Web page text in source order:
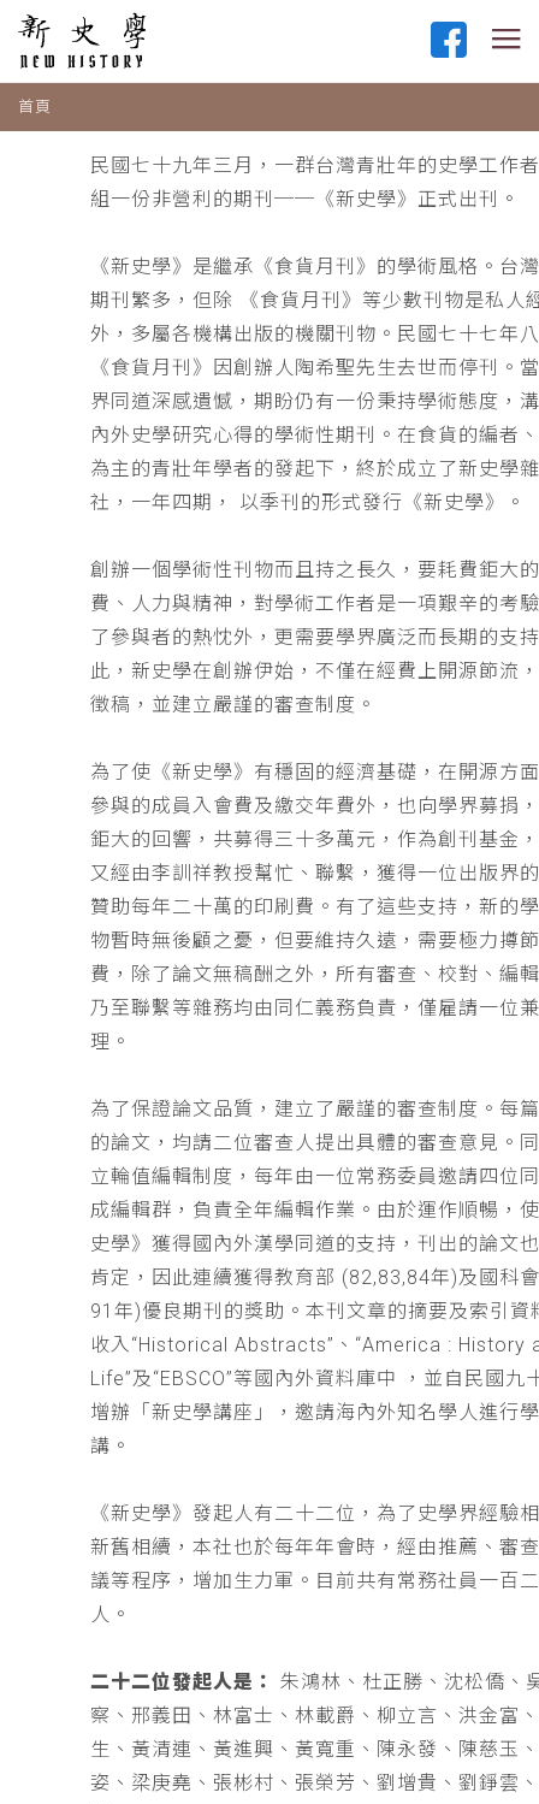
首頁
民國七十九年三月，一群台灣青壯年的史學工作
組一份非營利的期刊──《新史學》正式出刊。
《新史學》是繼承《食貨月刊》的學術風格。台
期刊繁多，但除 《食貨月刊》等少數刊物是私人
外，多屬各機構出版的機關刊物。民國七十七年
《食貨月刊》因創辦人陶希聖先生去世而停刊。
界同道深感遺憾，期盼仍有一份秉持學術態度，
內外史學研究心得的學術性期刊。在食貨的編者
為主的青壯年學者的發起下，終於成立了新史學
社，一年四期， 以季刊的形式發行《新史學》。
創辦一個學術性刊物而且持之長久，要耗費鉅大
費、人力與精神，對學術工作者是一項艱辛的考
了參與者的熱忱外，更需要學界廣泛而長期的支
此，新史學在創辦伊始，不僅在經費上開源節流
徵稿，並建立嚴謹的審查制度。
為了使《新史學》有穩固的經濟基礎，在開源方
參與的成員入會費及繳交年費外，也向學界募捐
鉅大的回響，共募得三十多萬元，作為創刊基金
又經由李訓祥教授幫忙、聯繫，獲得一位出版界
贊助每年二十萬的印刷費。有了這些支持，新的
物暫時無後顧之憂，但要維持久遠，需要極力撙
費，除了論文無稿酬之外，所有審查、校對、編
乃至聯繫等雜務均由同仁義務負責，僅雇請一位
理。
為了保證論文品質，建立了嚴謹的審查制度。每
的論文，均請二位審查人提出具體的審查意見。
立輪值編輯制度，每年由一位常務委員邀請四位
成編輯群，負責全年編輯作業。由於運作順暢，
史學》獲得國內外漢學同道的支持，刊出的論文
肯定，因此連續獲得教育部 (82,83,84年)及國科
91年)優良期刊的獎助。本刊文章的摘要及索引資
收入“Historical Abstracts”、“America : History
Life”及“EBSCO”等國內外資料庫中 ，並自民國九
增辦「新史學講座」，邀請海內外知名學人進行
講。
《新史學》發起人有二十二位，為了史學界經驗
新舊相續，本社也於每年年會時，經由推薦、審
議等程序，增加生力軍。目前共有常務社員一百
人。
二十二位發起人是：
朱鴻林、杜正勝、沈松僑、
察、邢義田、林富士、林載爵、柳立言、洪金富
生、黃清連、黃進興、黃寬重、陳永發、陳慈玉
姿、梁庚堯、張彬村、張榮芳、劉增貴、劉錚雲